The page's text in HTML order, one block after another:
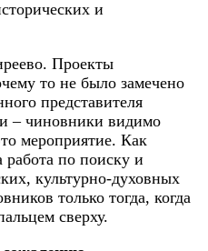
и
Проекты
то не было замечено
представителя
– чиновники видимо
мероприятие. Как
работа по поиску и
культурно-духовных
только тогда, когда
сверху.